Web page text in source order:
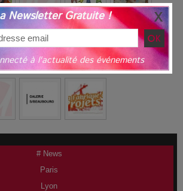
# News
Paris
Lyon
Newsletter Gratuite !
à l'actualité des événements